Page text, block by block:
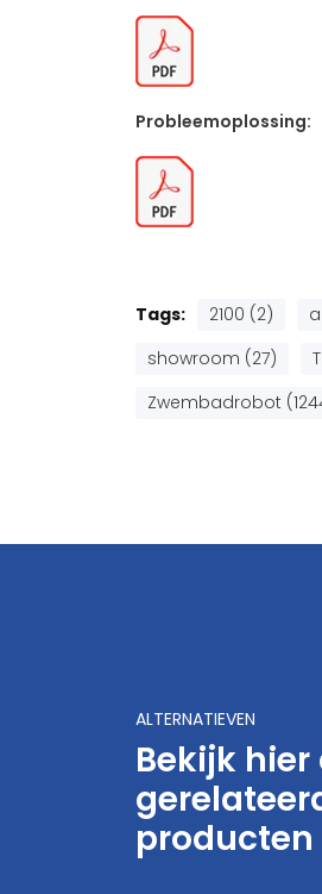
Probleemoplossing:
Tags: 2100 (2)
showroom (27)
Zwembadrobot
ALTERNATIEVEN
Bekijk hier
producten